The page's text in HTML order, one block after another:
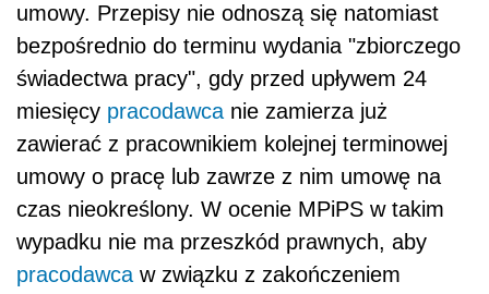
umowy. Przepisy nie odnoszą się natomiast
bezpośrednio do terminu wydania "zbiorczego
świadectwa pracy", gdy przed upływem 24
miesięcy pracodawca nie zamierza już
zawierać z pracownikiem kolejnej terminowej
umowy o pracę lub zawrze z nim umowę na
czas nieokreślony. W ocenie MPiPS w takim
wypadku nie ma przeszkód prawnych, aby
pracodawca w związku z zakończeniem